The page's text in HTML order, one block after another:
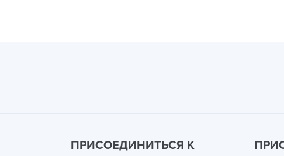
ПРИСОЕДИНИТЬСЯ К